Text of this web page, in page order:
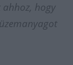
hogy